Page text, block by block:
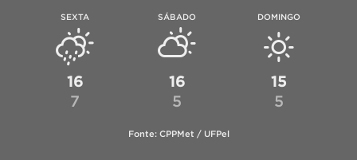
SEXTA
16
7
SÁBADO
16
5
DOMINGO
15
5
Fonte: CPPMet / UFPel